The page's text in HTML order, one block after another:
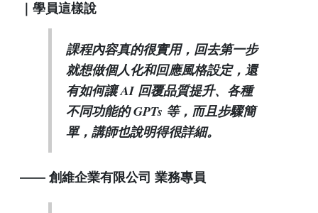
｜學員這樣說
課程內容真的很實用，回去第一步
就想做個人化和回應風格設定，還
有如何讓 AI 回覆品質提升、各種
不同功能的 GPTs 等，而且步驟簡
單，講師也說明得很詳細。
—— 創維企業有限公司 業務專員